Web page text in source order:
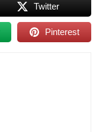
Twitter
Pinterest